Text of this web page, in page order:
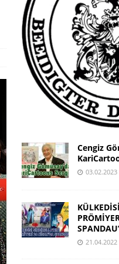
Cengiz
03.02.2023
21.04.2022